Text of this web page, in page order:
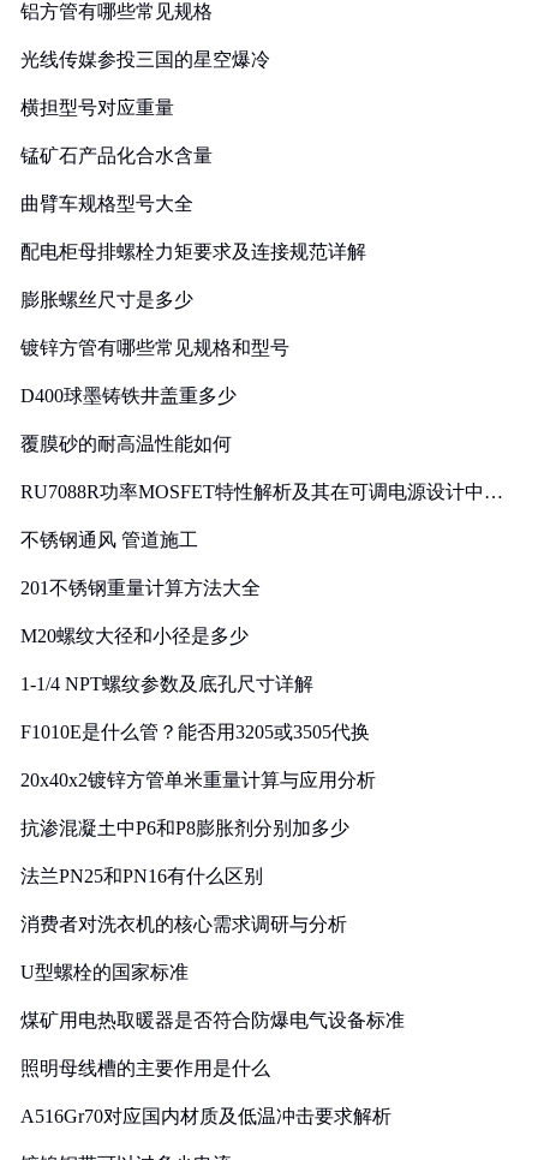
铝方管有哪些常见规格
光线传媒参投三国的星空爆冷
横担型号对应重量
锰矿石产品化合水含量
曲臂车规格型号大全
配电柜母排螺栓力矩要求及连接规范详解
膨胀螺丝尺寸是多少
镀锌方管有哪些常见规格和型号
D400球墨铸铁井盖重多少
覆膜砂的耐高温性能如何
RU7088R功率MOSFET特性解析及其在可调电源设计中的
不锈钢通风 管道施工
201不锈钢重量计算方法大全
M20螺纹大径和小径是多少
1-1/4 NPT螺纹参数及底孔尺寸详解
F1010E是什么管？能否用3205或3505代换
20x40x2镀锌方管单米重量计算与应用分析
抗渗混凝土中P6和P8膨胀剂分别加多少
法兰PN25和PN16有什么区别
消费者对洗衣机的核心需求调研与分析
U型螺栓的国家标准
煤矿用电热取暖器是否符合防爆电气设备标准
照明母线槽的主要作用是什么
A516Gr70对应国内材质及低温冲击要求解析